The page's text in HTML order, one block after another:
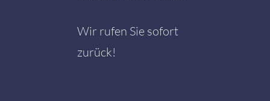
Wir rufen Sie sofort
zurück!